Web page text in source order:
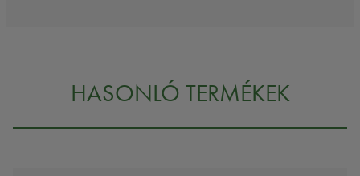
HASONLÓ TERMÉKEK